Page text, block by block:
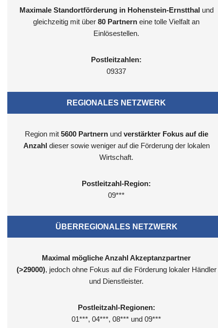
Maximale Standortförderung in Hohenstein-Ernstthal und
gleichzeitig mit über 80 Partnern eine tolle Vielfalt an
Einlösestellen.
Postleitzahlen:
09337
REGIONALES NETZWERK
Region mit 5600 Partnernund verstärkter Fokus auf die
Anzahl dieser sowie weniger auf die Förderung der lokalen
Wirtschaft.
Postleitzahl-Region:
09***
ÜBERREGIONALES NETZWERK
Maximal mögliche Anzahl Akzeptanzpartner
(>29000), jedoch ohne Fokus auf die Förderung lokaler Händler
und Dienstleister.
Postleitzahl-Regionen:
01***, 04***, 08*** und 09***